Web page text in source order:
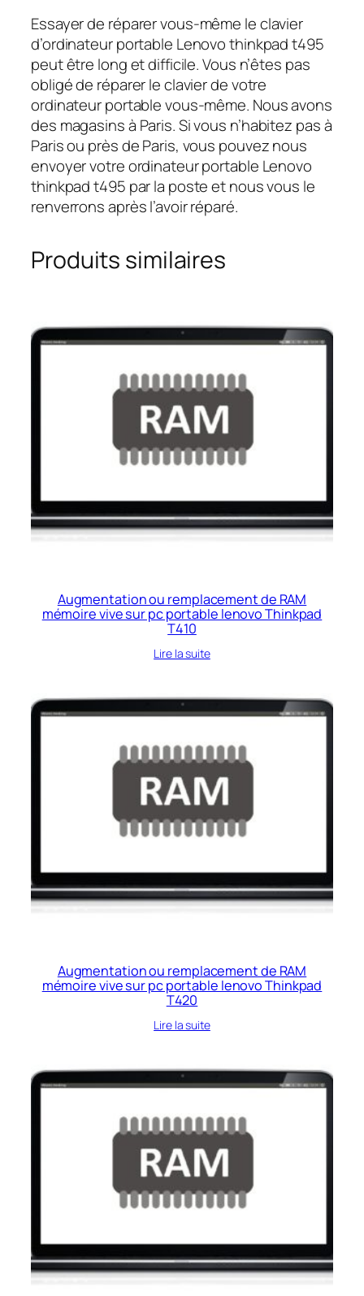
Essayer de réparer vous-même le clavier
d’ordinateur portable Lenovo thinkpad t495
peut être long et difficile. Vous n’êtes pas
obligé de réparer le clavier de votre
ordinateur portable vous-même. Nous avons
des magasins à Paris. Si vous n’habitez pas à
Paris ou près de Paris, vous pouvez nous
envoyer votre ordinateur portable Lenovo
thinkpad t495 par la poste et nous vous le
renverrons après l’avoir réparé.
Produits similaires
Augmentation ou remplacement de RAM
mémoire vive sur pc portable lenovo Thinkpad
T410
Lire la suite
Augmentation ou remplacement de RAM
mémoire vive sur pc portable lenovo Thinkpad
T420
Lire la suite